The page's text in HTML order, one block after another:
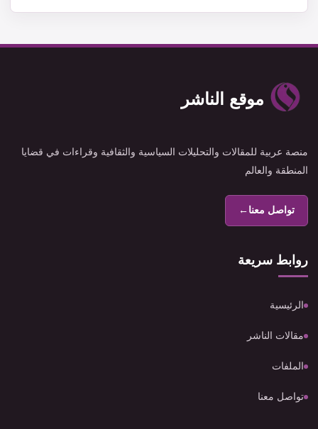
موقع الناشر
منصة عربية للمقالات والتحليلات السياسية والثقافية وقراءات في قضايا
المنطقة والعالم
تواصل معنا←
روابط سريعة
الرئيسية
مقالات الناشر
الملفات
تواصل معنا